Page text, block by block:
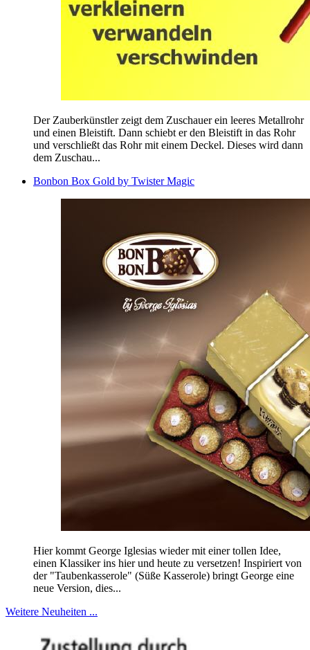
Der Zauberkünstler zeigt dem Zuschauer ein leeres Metallrohr
und einen Bleistift. Dann schiebt er den Bleistift in das Rohr
und verschließt das Rohr mit einem Deckel. Dieses wird dann
dem Zuschau...
Bonbon Box Gold by Twister Magic
Hier kommt George Iglesias wieder mit einer tollen Idee,
einen Klassiker ins hier und heute zu versetzen! Inspiriert von
der "Taubenkasserole" (Süße Kasserole) bringt George eine
neue Version, dies...
Weitere Neuheiten ...